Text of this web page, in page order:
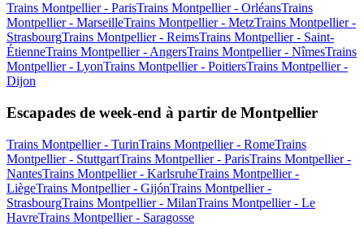
Trains Montpellier - ParisTrains Montpellier - OrléansTrains
Montpellier - MarseilleTrains Montpellier - MetzTrains Montpellier -
StrasbourgTrains Montpellier - ReimsTrains Montpellier - Saint-
ÉtienneTrains Montpellier - AngersTrains Montpellier - NîmesTrains
Montpellier - LyonTrains Montpellier - PoitiersTrains Montpellier -
Dijon
Escapades de week-end à partir de Montpellier
Trains Montpellier - TurinTrains Montpellier - RomeTrains
Montpellier - StuttgartTrains Montpellier - ParisTrains Montpellier -
NantesTrains Montpellier - KarlsruheTrains Montpellier -
LiègeTrains Montpellier - GijónTrains Montpellier -
StrasbourgTrains Montpellier - MilanTrains Montpellier - Le
HavreTrains Montpellier - Saragosse